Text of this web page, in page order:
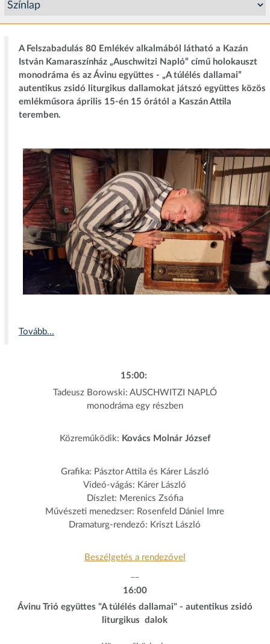
A Felszabadulás 80 Emlékév alkalmából látható a Kazán
István Kamaraszínház „Auschwitzi Napló” című holokauszt
monodráma és az Ávinu együttes - „A túlélés dallamai”
autentikus zsidó liturgikus dallamokat játszó együttes közös
emlékműsora április 15-én 15 órától a Kaszán Attila
teremben.
Tovább...
15:00:
Tadeusz Borowski: AUSCHWITZI NAPLÓ
monodráma egy részben
Közreműködik: Kovács Molnár József
Grafika: Pásztor Attila és Kárer László
Videó-vágás: Kárer László
Díszlet: Merenics Zsófia
Művészeti menedzser: Rosenfeld Dániel Imre
Dramaturg-rendező: Kriszt László
Beszélgetés a rendezővel
16:00
Ávinu Trió együttes "A túlélés dallamai" - autentikus zsidó
liturgikus dalok